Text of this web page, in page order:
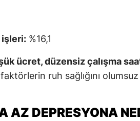
işleri: %16,1
ücret, düzensiz çalışma
ruh sağlığını olumsuz
AZ DEPRESYONA